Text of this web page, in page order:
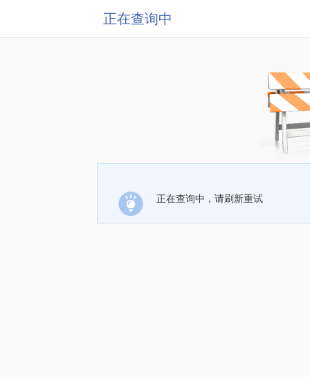
正在查询中
正在查询中，请刷新重试